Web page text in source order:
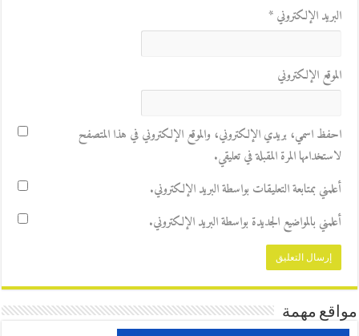
البريد الإلكتروني*
الموقع الإلكتروني
احفظ اسمي، بريدي الإلكتروني، والموقع الإلكتروني في هذا المتصفح
لاستخدامها المرة المقبلة في تعليقي.
أعلمني بمتابعة التعليقات بواسطة البريد الإلكتروني.
أعلمني بالمواضيع الجديدة بواسطة البريد الإلكتروني.
مواقع مهمة